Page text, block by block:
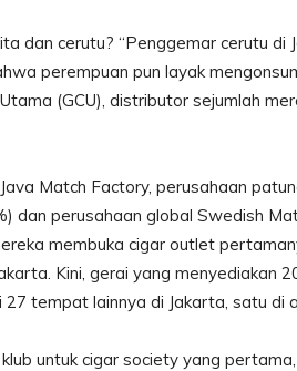
dan cerutu? “Penggemar cerutu
perempuan pun layak
(GCU), distributor sejumlah
Match Factory, perusahaan
dan perusahaan global Swedish
membuka cigar outlet
Kini, gerai yang menyediakan
tempat lainnya di Jakarta, satu di
untuk cigar society yang